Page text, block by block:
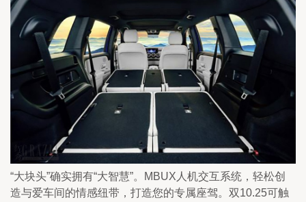
“大块头”确实拥有“大智慧”。MBUX人机交互系统，轻松创
造与爱车间的情感纽带，打造您的专属座驾。双10.25可触